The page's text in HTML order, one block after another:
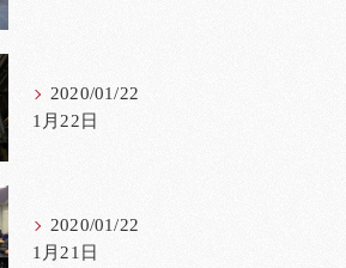
2020/01/22
1月22日
2020/01/22
1月21日